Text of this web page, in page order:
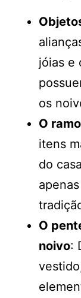
jóias e
os
O
itens
do
O
noivo: